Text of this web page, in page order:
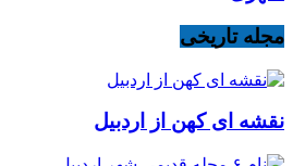
مجله تاریخی
نقشه ای کهن از اردبیل